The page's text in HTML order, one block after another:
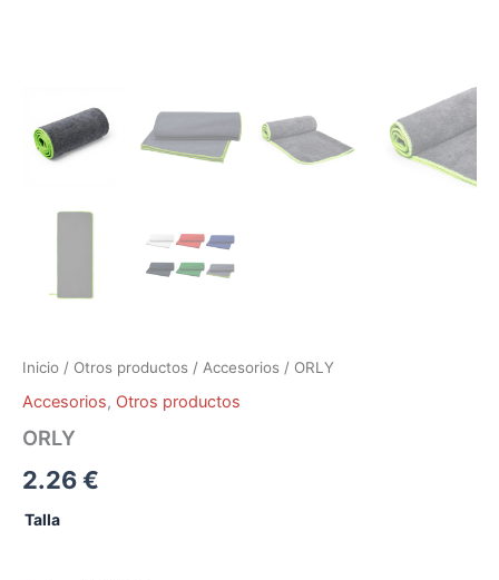
Inicio / Otros productos / Accesorios / ORLY
Accesorios, Otros productos
ORLY
2.26€
Talla